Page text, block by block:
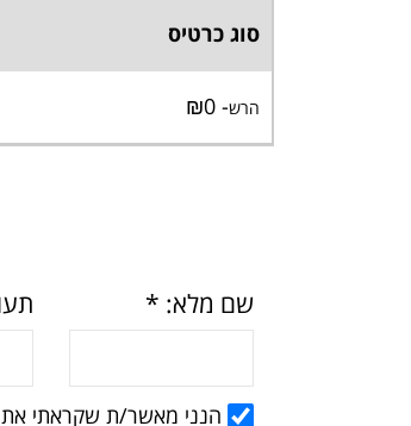
סוג כרטיס
הרש- ₪0
הנני מאשר/ת שקראתי את